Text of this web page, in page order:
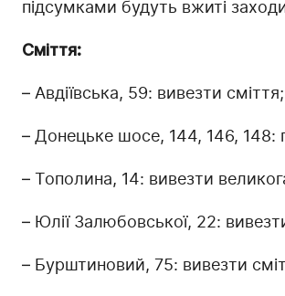
підсумками будуть вжиті
Сміття:
– Авдіївська, 59: вивезти сміття;
– Донецьке шосе, 144, 146, 148:
– Тополина, 14: вивезти
– Юлії Залюбовської, 22:
– Бурштиновий, 75: вивезти